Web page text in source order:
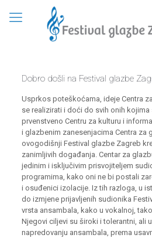
Dobro došli na Festival glazbe
Usprkos poteškoćama, ideje Centra
se realizirati i doći do svih onih kojima
prvenstveno Centru za kulturu i
i glazbenim zanesenjacima Centra za
ovogodišnji Festival glazbe Zagreb
zanimljivih događanja. Centar za
jedinim i isključivim prisvojiteljem
programima, kako oni ne bi postali
i osuđenici izolacije. Iz tih razloga, u
do izmjene prijavljenih sudionika
vrsta ansambala, kako u vokalnoj,
Njegovi ciljevi su široki i tolerantni, ali
napredovanju ansambala, prema